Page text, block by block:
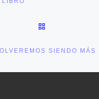
SIENDO MÁS